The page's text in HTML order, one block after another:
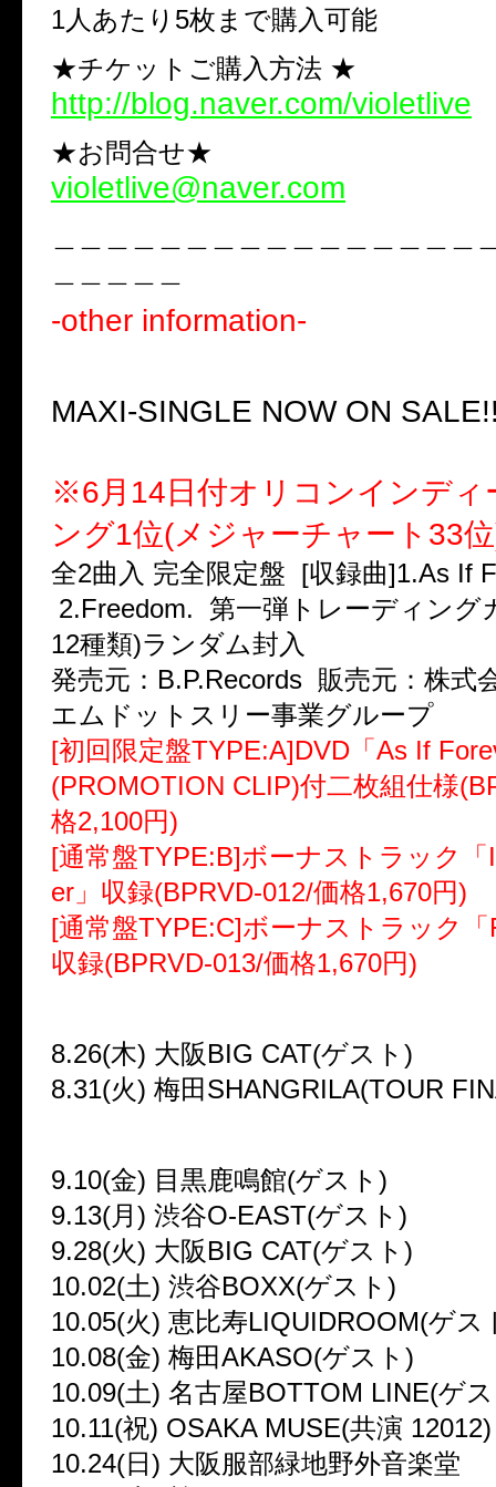
1人あたり5枚まで購入可能
★チケットご購入方法 ★
http://blog.naver.com/violetlive
★お問合せ★
violetlive@naver.com
-other information-
MAXI-SINGLE NOW ON
※6月14日付オリコンインディ
ング1位(メジャーチャート33
全2曲入 完全限定盤 [収録曲]1.As If
2.Freedom. 第一弾トレーディング
12種類)ランダム封入
発売元：B.P.Records 販売元：株式
エムドットスリー事業グループ
[初回限定盤TYPE:A]DVD「As If
(PROMOTION CLIP)付二枚組仕様
格2,100円)
[通常盤TYPE:B]ボーナストラック「
er」収録(BPRVD-012/価格1,670円)
[通常盤TYPE:C]ボーナストラック「
収録(BPRVD-013/価格1,670円)
8.26(木) 大阪BIG CAT(ゲスト)
8.31(火) 梅田SHANGRILA(TOUR
9.10(金) 目黒鹿鳴館(ゲスト)
9.13(月) 渋谷O-EAST(ゲスト)
9.28(火) 大阪BIG CAT(ゲスト)
10.02(土) 渋谷BOXX(ゲスト)
10.05(火) 恵比寿LIQUIDROOM(ゲス
10.08(金) 梅田AKASO(ゲスト)
10.09(土) 名古屋BOTTOM LINE(ゲ
10.11(祝) OSAKA MUSE(共演 12012)
10.24(日) 大阪服部緑地野外音楽堂